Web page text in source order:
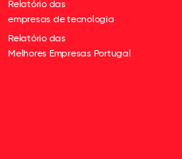
Relatório das
empresas de tecnologia
Relatório das
Melhores Empresas Portugal